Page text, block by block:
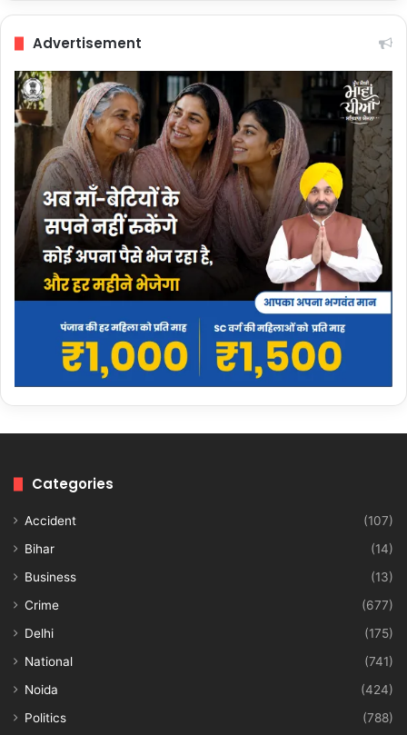
Advertisement
Categories
Accident
(107)
Bihar
(14)
Business
(13)
Crime
(677)
Delhi
(175)
National
(741)
Noida
(424)
Politics
(788)